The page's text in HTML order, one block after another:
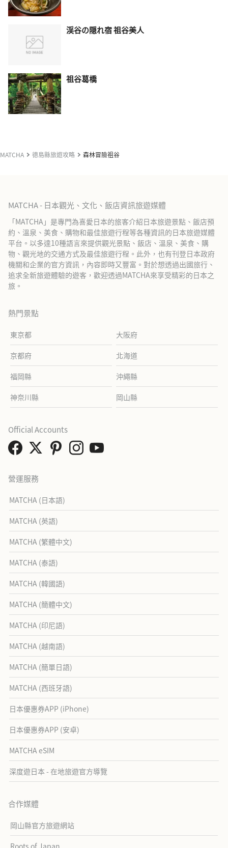
渓谷の隠れ宿 祖谷美人
祖谷葛橋
MATCHA 德島縣旅遊攻略 森林冒險祖谷
MATCHA - 日本觀光、文化、飯店資訊旅遊媒體
「MATCHA」是專門為喜愛日本的旅客介紹日本旅遊景點、飯店預
約、溫泉、美食、購物和最佳旅遊行程等各種資訊的日本旅遊媒體
平台。以多達10種語言來提供觀光景點、飯店、溫泉、美食、購
物、觀光地的交通方式及最佳旅遊行程。此外，也有刊登日本政府
機關和企業的官方資訊，內容即時又豐富。對於想透過出國旅行、
追求全新旅遊體驗的遊客，歡迎透過MATCHA來享受精彩的日本之
旅。
熱門景點
東京都 大阪府
京都府 北海道
福岡縣 沖繩縣
神奈川縣 岡山縣
營運服務
MATCHA (日本語)
MATCHA (英語)
MATCHA (繁體中文)
MATCHA (泰語)
MATCHA (韓國語)
MATCHA (簡體中文)
MATCHA (印尼語)
MATCHA (越南語)
MATCHA (簡單日語)
MATCHA (西班牙語)
日本優惠券APP (iPhone)
日本優惠券APP (安卓)
MATCHA eSIM
深度遊日本 - 在地旅遊官方導覽
合作媒體
岡山縣官方旅遊網站
Official Accounts